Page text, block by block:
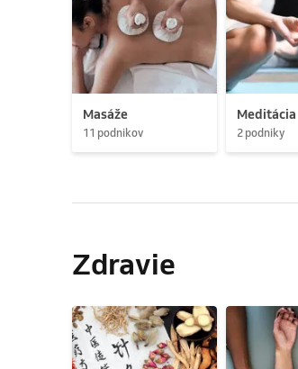
Masáže
11 podnikov
Meditácia
2 podniky
Zdravie